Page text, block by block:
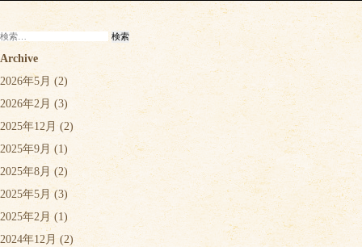
検
索:
Archive
2026年5月 (2)
2026年2月 (3)
2025年12月 (2)
2025年9月 (1)
2025年8月 (2)
2025年5月(3)
2025年2月(1)
2024年12月 (2)